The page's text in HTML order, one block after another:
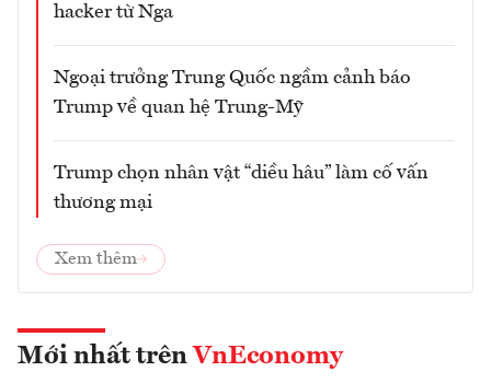
hacker từ Nga
Ngoại trưởng Trung Quốc ngầm cảnh báo
Trump về quan hệ Trung-Mỹ
Trump chọn nhân vật “diều hâu” làm cố vấn
thương mại
Xem thêm
Mới nhất trên VnEconomy